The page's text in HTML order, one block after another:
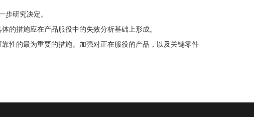
研究决定。
的措施应在产品服役中的失效分析基础上形成。
性的最为重要的措施。加强对正在服役的产品，以及关键零件